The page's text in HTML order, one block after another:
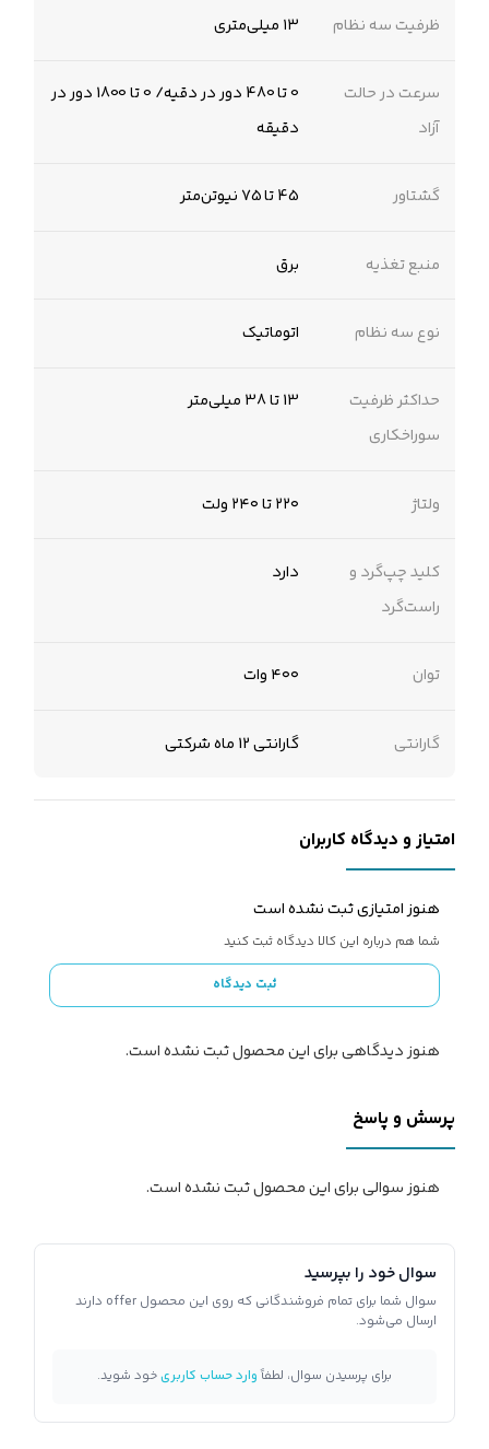
ظرفیت سه نظام ۱۳ میلی‌متری
سرعت در حالت
آزاد
0 تا 480 دور در دقیه/ 0 تا 1800 دور در
دقیقه
گشتاور 45 تا 75 نیوتن‌متر
منبع تغذیه برق
نوع سه نظام اتوماتیک
حداکثر ظرفیت
سوراخکاری
13 تا 38 میلی‌متر
ولتاژ ۲۲۰ تا ۲۴۰ ولت
کلید چپ‌گرد و
راست‌گرد
دارد
توان ۴۰۰ وات
گارانتی گارانتی 12 ماه شرکتی
امتیاز و دیدگاه کاربران
هنوز امتیازی ثبت نشده است
شما هم درباره این کالا دیدگاه ثبت کنید
ثبت دیدگاه
هنوز دیدگاهی برای این محصول ثبت نشده است.
پرسش و پاسخ
هنوز سوالی برای این محصول ثبت نشده است.
سوال خود را بپرسید
سوال شما برای تمام فروشندگانی که روی این محصول offer دارند
ارسال می‌شود.
برای پرسیدن سوال، لطفاًوارد حساب کاربریخود شوید.